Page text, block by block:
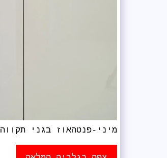
מיני-פנטהאוז בגני תקווה